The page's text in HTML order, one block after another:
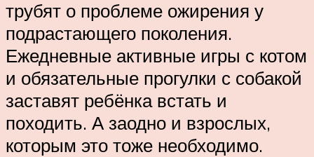
трубят о проблеме ожирения у
подрастающего поколения.
Ежедневные активные игры с котом
и обязательные прогулки с собакой
заставят ребёнка встать и
походить. А заодно и взрослых,
которым это тоже необходимо.